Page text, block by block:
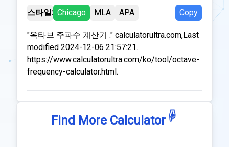
스타일: Chicago MLA APA Copy
"옥타브 주파수 계산기 ." calculatorultra.com,Last
modified 2024-12-06 21:57:21.
https://www.calculatorultra.com/ko/tool/octave-
frequency-calculator.html.
Find More Calculator ☟